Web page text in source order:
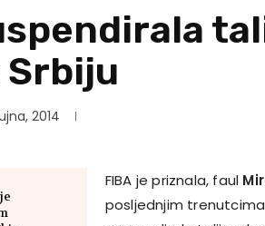
2014
FIBA je priznala, faul
posljednjim